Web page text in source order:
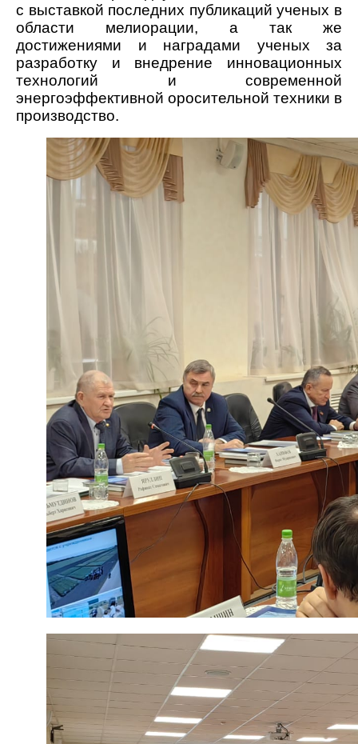
с выставкой последних публикаций ученых в
области мелиорации, а так же
достижениями и наградами ученых за
разработку и внедрение инновационных
технологий и современной
энергоэффективной оросительной техники в
производство.